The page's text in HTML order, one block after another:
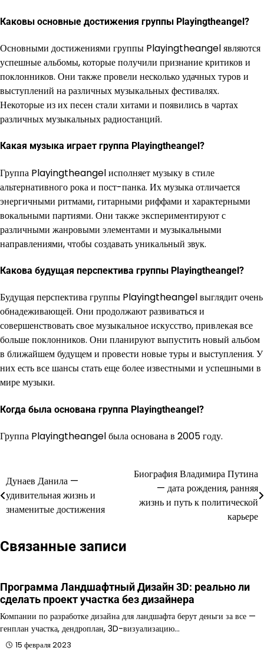
Каковы основные достижения группы Playingtheangel?
Основными достижениями группы Playingtheangel являются
успешные альбомы, которые получили признание критиков и
поклонников. Они также провели несколько удачных туров и
выступлений на различных музыкальных фестивалях.
Некоторые из их песен стали хитами и появились в чартах
различных музыкальных радиостанций.
Какая музыка играет группа Playingtheangel?
Группа Playingtheangel исполняет музыку в стиле
альтернативного рока и пост-панка. Их музыка отличается
энергичными ритмами, гитарными риффами и характерными
вокальными партиями. Они также экспериментируют с
различными жанровыми элементами и музыкальными
направлениями, чтобы создавать уникальный звук.
Какова будущая перспектива группы Playingtheangel?
Будущая перспектива группы Playingtheangel выглядит очень
обнадеживающей. Они продолжают развиваться и
совершенствовать свое музыкальное искусство, привлекая все
больше поклонников. Они планируют выпустить новый альбом
в ближайшем будущем и провести новые туры и выступления. У
них есть все шансы стать еще более известными и успешными в
мире музыки.
Когда была основана группа Playingtheangel?
Группа Playingtheangel была основана в 2005 году.
Навигация
по
Дунаев Данила —
удивительная жизнь и
знаменитые достижения
Биография Владимира Путина
— дата рождения, ранняя
жизнь и путь к политической
карьере
Связанные записи
Программа Ландшафтный Дизайн 3D: реально ли
сделать проект участка без дизайнера
Компании по разработке дизайна для ландшафта берут деньги за все —
генплан участка, дендроплан, 3D-визуализацию…
15 февраля 2023